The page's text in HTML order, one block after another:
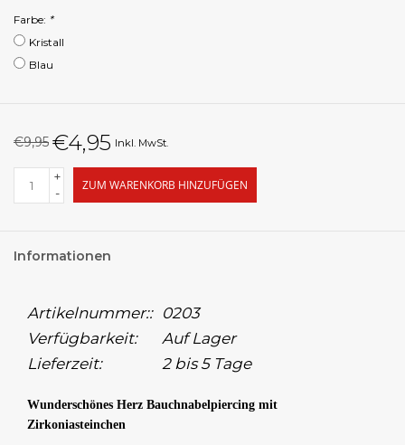
Farbe: *
Kristall
Blau
€9,95 €4,95 Inkl. MwSt.
+
-
ZUM WARENKORB HINZUFÜGEN
Informationen
Artikelnummer:: 0203
Verfügbarkeit:
Auf Lager
Lieferzeit:
2 bis 5 Tage
Wunderschönes Herz Bauchnabelpiercing mit
Zirkoniasteinchen